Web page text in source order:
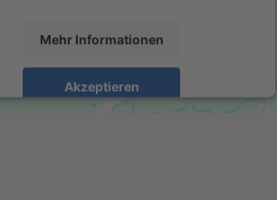
Mehr Informationen
Akzeptieren